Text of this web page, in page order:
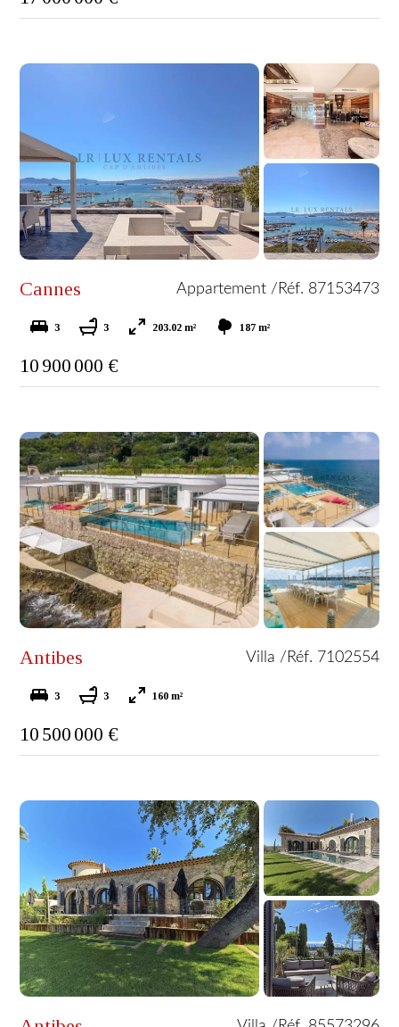
Cannes Appartement /Réf. 87153473
3 3 203.02 m² 187 m²
10 900 000 €
Antibes Villa /Réf. 7102554
3 3 160 m²
10 500 000 €